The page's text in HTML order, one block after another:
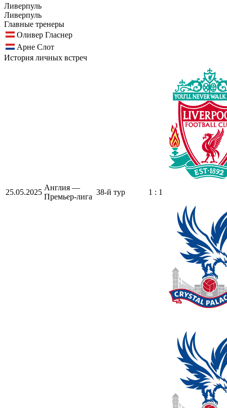
Ливерпуль
Ливерпуль
Главные тренеры
Оливер Гласнер
Арне Слот
История личных встреч
25.05.2025
Англия —
Премьер-лига
38-й тур 1 : 1